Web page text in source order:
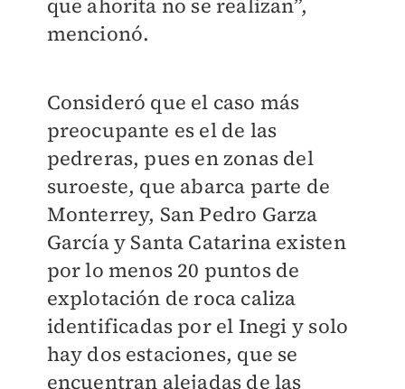
que ahorita no se realizan”,
mencionó.
Consideró que el caso más
preocupante es el de las
pedreras, pues en zonas del
suroeste, que abarca parte de
Monterrey, San Pedro Garza
García y Santa Catarina existen
por lo menos 20 puntos de
explotación de roca caliza
identificadas por el Inegi y solo
hay dos estaciones, que se
encuentran alejadas de las